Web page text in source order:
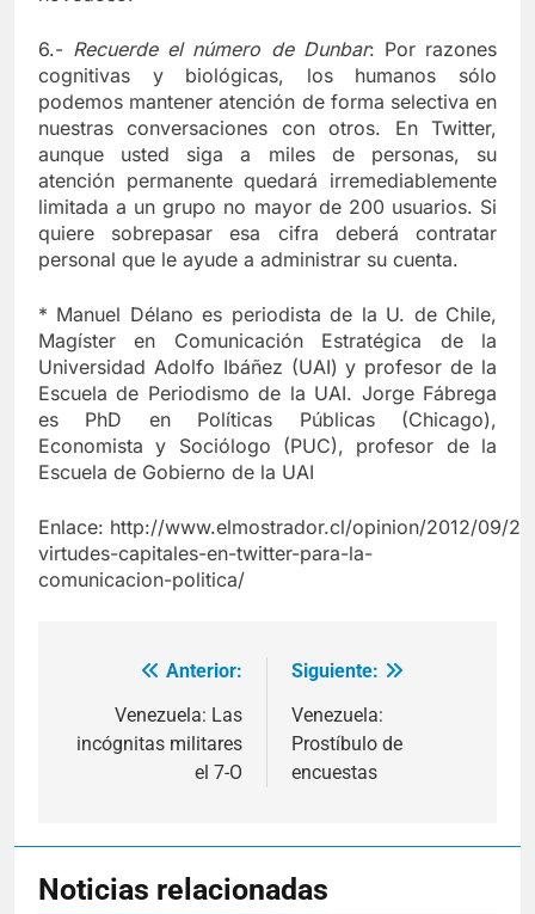
6.- Recuerde el número de Dunbar: Por razones
cognitivas y biológicas, los humanos sólo
podemos mantener atención de forma selectiva en
nuestras conversaciones con otros. En Twitter,
aunque usted siga a miles de personas, su
atención permanente quedará irremediablemente
limitada a un grupo no mayor de 200 usuarios. Si
quiere sobrepasar esa cifra deberá contratar
personal que le ayude a administrar su cuenta.
* Manuel Délano es periodista de la U. de Chile,
Magíster en Comunicación Estratégica de la
Universidad Adolfo Ibáñez (UAI) y profesor de la
Escuela de Periodismo de la UAI. Jorge Fábrega
es PhD en Políticas Públicas (Chicago),
Economista y Sociólogo (PUC), profesor de la
Escuela de Gobierno de la UAI
Enlace: http://www.elmostrador.cl/opinion/2012/09/
virtudes-capitales-en-twitter-para-la-
comunicacion-politica/
Navegación
entradas
Anterior:
Venezuela: Las
incógnitas militares
el 7-O
Siguiente:
Venezuela:
Prostíbulo de
encuestas
Noticias relacionadas